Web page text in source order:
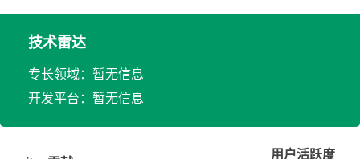
技术雷达
专长领域：暂无信息
开发平台：暂无信息
用户活跃度